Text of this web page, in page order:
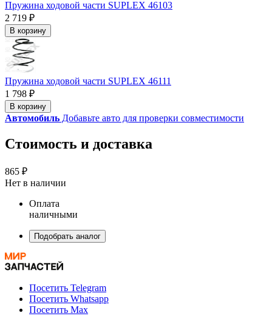
Пружина ходовой части SUPLEX 46103
2 719 ₽
В корзину
Пружина ходовой части SUPLEX 46111
1 798 ₽
В корзину
Автомобиль Добавьте авто для проверки совместимости
Стоимость и доставка
865 ₽
Нет в наличии
Оплата
наличными
Подобрать аналог
Посетить Telegram
Посетить Whatsapp
Посетить Max